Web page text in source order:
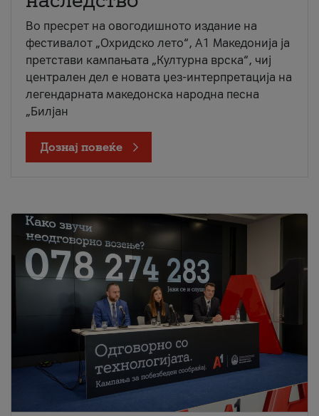
Во пресрет на овогодишното издание на
фестивалот „Охридско лето“, А1 Македонија ја
претстави кампањата „Културна врска“, чиј
централен дел е новата џез-интерпретација на
легендарната македонска народна песна
„Билјан
Дознај повеќе